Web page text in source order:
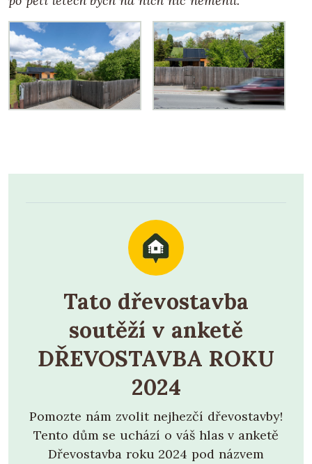
Tato dřevostavba
soutěží v anketě
DŘEVOSTAVBA ROKU
2024
Pomozte nám zvolit nejhezčí dřevostavby!
Tento dům se uchází o váš hlas v anketě
Dřevostavba roku 2024 pod názvem